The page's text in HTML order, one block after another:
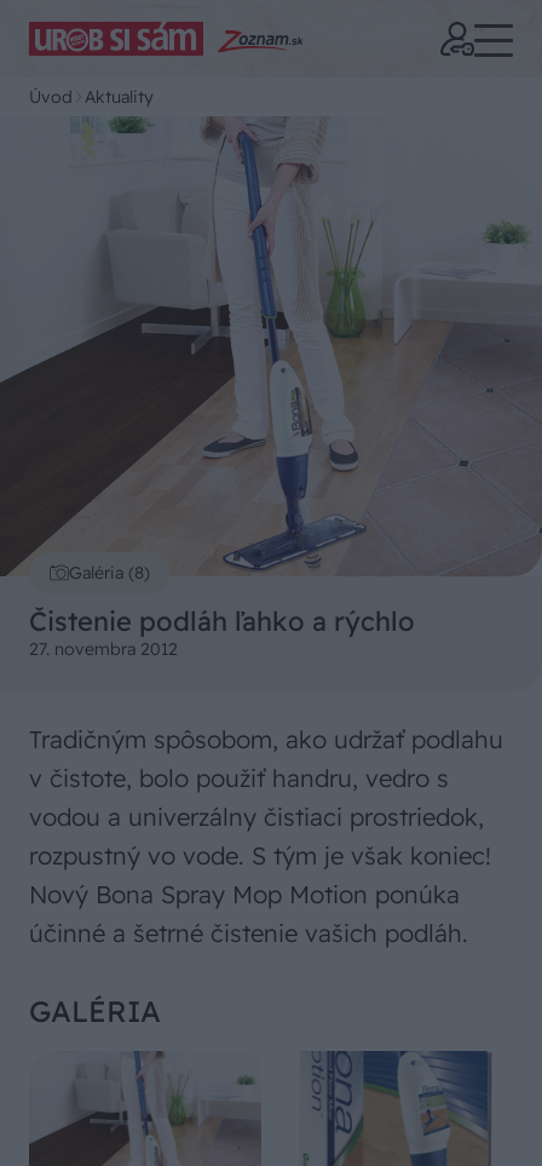
Úvod Aktuality
Galéria (8)
Čistenie podláh ľahko a rýchlo
27. novembra 2012
Tradičným spôsobom, ako udržať podlahu
v čistote, bolo použiť handru, vedro s
vodou a univerzálny čistiaci prostriedok,
rozpustný vo vode. S tým je však koniec!
Nový Bona Spray Mop Motion ponúka
účinné a šetrné čistenie vašich podláh.
GALÉRIA